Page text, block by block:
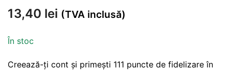
5.00
din 5 pe
singure
13,40 lei (TVA inclusă)
În stoc
Creează-ți cont și primești 111 puncte de fidelizare în